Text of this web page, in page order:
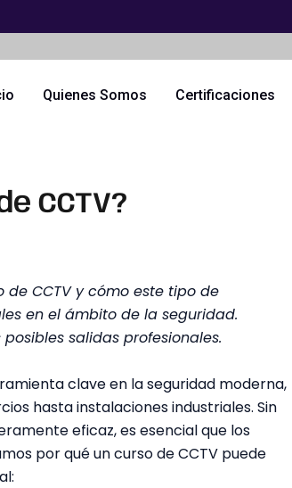
Quienes Somos Certificaciones
CCTV?
CCTV y cómo este tipo de
en el ámbito de la seguridad.
salidas profesionales.
clave en la seguridad moderna,
hasta instalaciones industriales. Sin
eficaz, es esencial que los
por qué un curso de CCTV puede